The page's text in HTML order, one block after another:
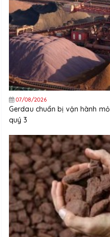
07/08/2026
Gerdau chuẩn bị vận hành
quý 3